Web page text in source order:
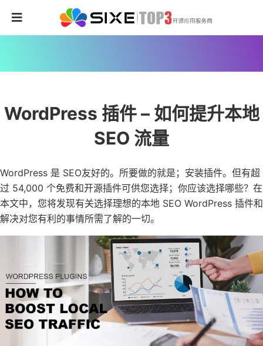
WordPress 插件 – 如何提升本地
SEO 流量
WordPress 是 SEO友好的。所要做的就是；安装插件。但有超
过 54,000 个免费和开源插件可供您选择；你应该选择哪些？在
本文中，您将发现有关选择理想的本地 SEO WordPress 插件和
解决对您有利的事情所需了解的一切。